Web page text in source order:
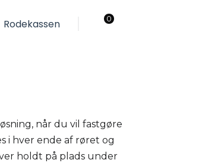
Rodekassen 0
når du vil fastgøre
i hver ende af røret og
holdt på plads under